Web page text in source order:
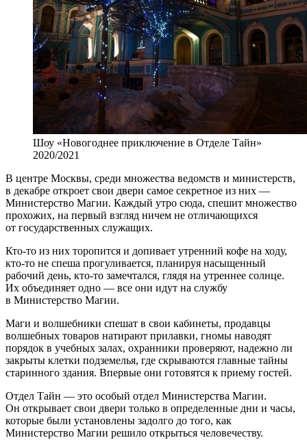
Шоу «Новогоднее приключение в Отделе Тайн»
2020/2021
В центре Москвы, среди множества ведомств и министерств,
в декабре откроет свои двери самое секретное из них —
Министерство Магии. Каждый утро сюда, спешит множество
прохожих, на первый взгляд ничем не отличающихся
от государственных служащих.
Кто-то из них торопится и допивает утренний кофе на ходу,
кто-то не спеша прогуливается, планируя насыщенный
рабочий день, кто-то замечтался, глядя на утреннее солнце.
Их объединяет одно — все они идут на службу
в Министерство Магии.
Маги и волшебники спешат в свои кабинеты, продавцы
волшебных товаров натирают прилавки, гномы наводят
порядок в учебных залах, охранники проверяют, надежно ли
закрыты клетки подземелья, где скрываются главные тайны
старинного здания. Впервые они готовятся к приему гостей.
Отдел Тайн — это особый отдел Министерства Магии.
Он открывает свои двери только в определенные дни и часы,
которые были установлены задолго до того, как
Министерство Магии решило открыться человечеству.